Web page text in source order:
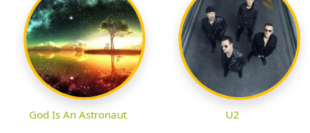
God Is An Astronaut U2